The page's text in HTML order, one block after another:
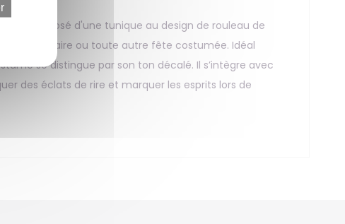
Composé d'une tunique au design de rouleau de
anniversaire ou toute autre fête costumée. Idéal
se distingue par son ton décalé. Il s’intègre avec
des éclats de rire et marquer les esprits lors de